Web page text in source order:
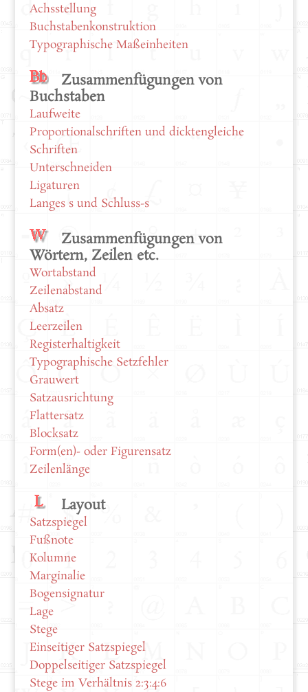
Achsstellung
Buchstabenkonstruktion
Typographische Maßeinheiten
Zusammenfügungen von
Buchstaben
Laufweite
Proportionalschriften und dicktengleiche
Schriften
Unterschneiden
Ligaturen
Langes s und Schluss-s
Zusammenfügungen von
Wörtern, Zeilen etc.
Wortabstand
Zeilenabstand
Absatz
Leerzeilen
Registerhaltigkeit
Typographische Setzfehler
Grauwert
Satzausrichtung
Flattersatz
Blocksatz
Form(en)- oder Figurensatz
Zeilenlänge
Layout
Satzspiegel
Fußnote
Kolumne
Marginalie
Bogensignatur
Lage
Stege
Einseitiger Satzspiegel
Doppelseitiger Satzspiegel
Stege im Verhältnis 2:3:4:6